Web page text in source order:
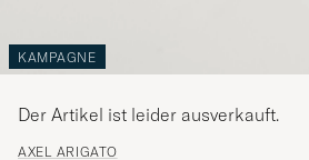
KAMPAGNE
AXEL ARIGATO
Der Artikel ist leider ausverkauft.